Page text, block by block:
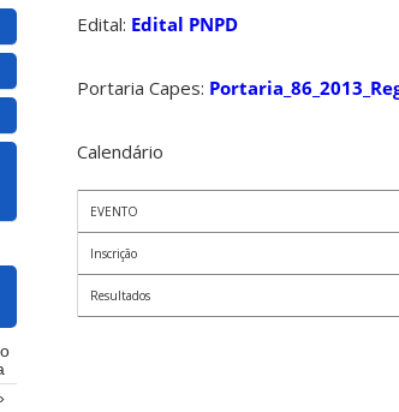
Edital: Edital PNPD
Portaria Capes:
Calendário
EVENTO
Inscrição
Resultados